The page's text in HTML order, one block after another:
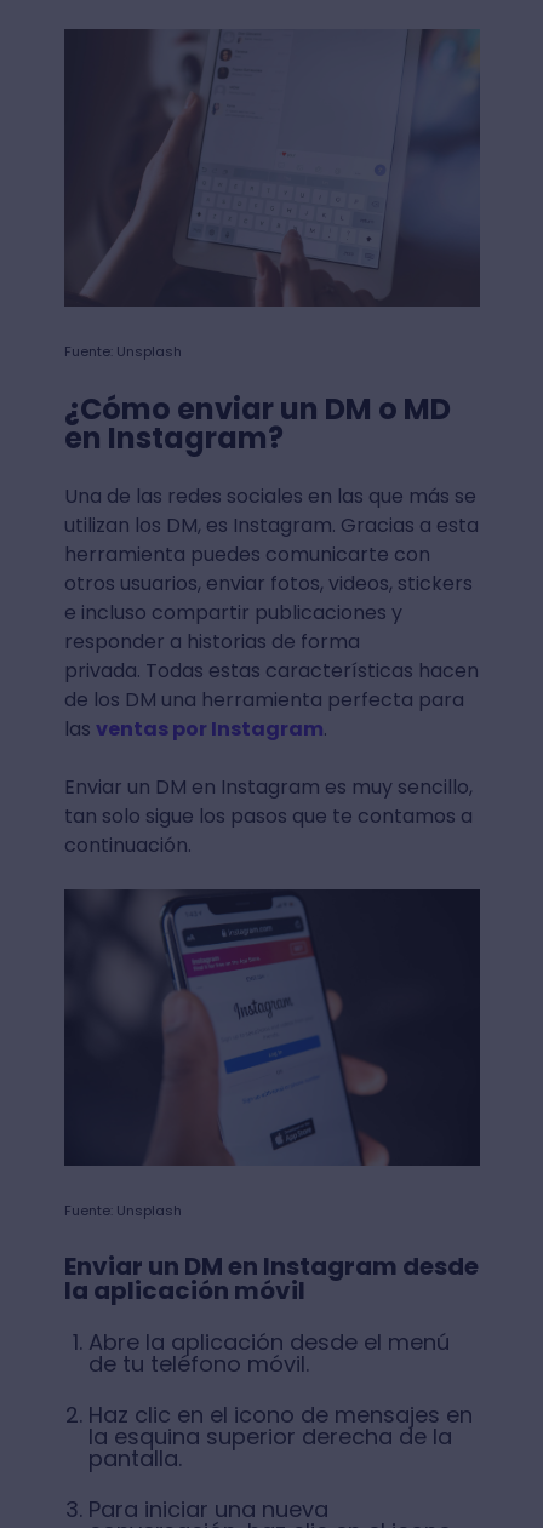
Fuente: Unsplash
¿Cómo enviar un DM o MD
en Instagram?
Una de las redes sociales en las que más se
utilizan los DM, es Instagram. Gracias a esta
herramienta puedes comunicarte con
otros usuarios, enviar fotos, videos, stickers
e incluso compartir publicaciones y
responder a historias de forma
privada. Todas estas características hacen
de los DM una herramienta perfecta para
las ventas por Instagram.
Enviar un DM en Instagram es muy sencillo,
tan solo sigue los pasos que te contamos a
continuación.
Fuente: Unsplash
Enviar un DM en Instagram desde
la aplicación móvil
Abre la aplicación desde el menú
de tu teléfono móvil.
Haz clic en el icono de mensajes en
la esquina superior derecha de la
pantalla.
Para iniciar una nueva